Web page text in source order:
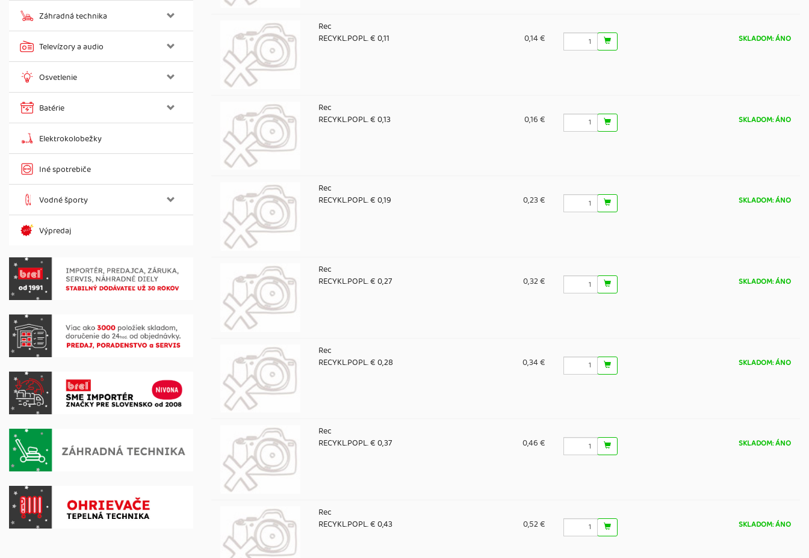
Záhradná technika
Televízory a audio
Osvetlenie
Batérie
Elektrokolobežky
Iné spotrebiče
Vodné športy
Výpredaj
Rec
RECYKL.POPL. € 0,11
0,14 € SKLADOM: ÁNO
Rec
RECYKL.POPL. € 0,13
0,16 € SKLADOM: ÁNO
Rec
RECYKL.POPL. € 0,19
0,23 € SKLADOM: ÁNO
Rec
RECYKL.POPL. € 0,27
0,32 € SKLADOM: ÁNO
Rec
RECYKL.POPL. € 0,28
0,34 € SKLADOM: ÁNO
Rec
RECYKL.POPL. € 0,37
0,46 € SKLADOM: ÁNO
Rec
RECYKL.POPL. € 0,43
0,52 € SKLADOM: ÁNO